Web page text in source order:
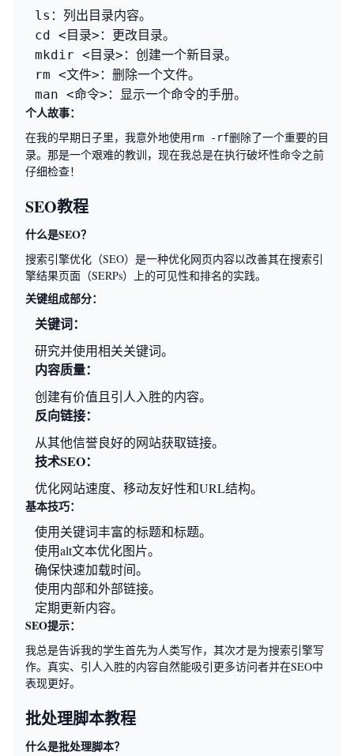
ls ：列出目录内容。
cd <目录> ：更改目录。
mkdir <目录> ：创建一个新目录。
rm <文件> ：删除一个文件。
man <命令> ：显示一个命令的手册。
个人故事：
在我的早期日子里，我意外地使用rm -rf删除了一个重要的目
录。那是一个艰难的教训，现在我总是在执行破坏性命令之前
仔细检查！
SEO教程
什么是SEO？
搜索引擎优化（SEO）是一种优化网页内容以改善其在搜索引
擎结果页面（SERPs）上的可见性和排名的实践。
关键组成部分：
关键词：
研究并使用相关关键词。
内容质量：
创建有价值且引人入胜的内容。
反向链接：
从其他信誉良好的网站获取链接。
技术SEO：
优化网站速度、移动友好性和URL结构。
基本技巧：
使用关键词丰富的标题和标题。
使用alt文本优化图片。
确保快速加载时间。
使用内部和外部链接。
定期更新内容。
SEO提示：
我总是告诉我的学生首先为人类写作，其次才是为搜索引擎写
作。真实、引人入胜的内容自然能吸引更多访问者并在SEO中
表现更好。
批处理脚本教程
什么是批处理脚本？